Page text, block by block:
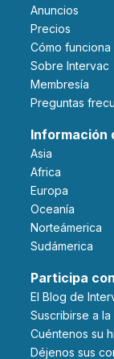
Anuncios
Precios
Cómo funciona
Sobre Intervac
Membresía
Preguntas
Información
Asia
Africa
Europa
Oceanía
Norteámerica
Sudámerica
Participa
El Blog de
Suscribirse a
Cuéntenos su
Déjenos sus